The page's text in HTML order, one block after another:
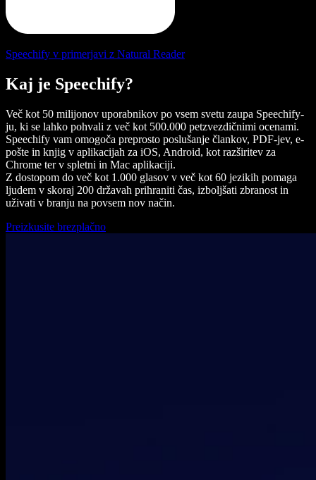
Speechify v primerjavi z Natural Reader
Kaj je Speechify?
Več kot 50 milijonov uporabnikov po vsem svetu zaupa Speechify-
ju, ki se lahko pohvali z več kot 500.000 petzvezdičnimi ocenami.
Speechify vam omogoča preprosto poslušanje člankov, PDF-jev, e-
pošte in knjig v aplikacijah za iOS, Android, kot razširitev za
Chrome ter v spletni in Mac aplikaciji.
Z dostopom do več kot 1.000 glasov v več kot 60 jezikih pomaga
ljudem v skoraj 200 državah prihraniti čas, izboljšati zbranost in
uživati v branju na povsem nov način.
Preizkusite brezplačno